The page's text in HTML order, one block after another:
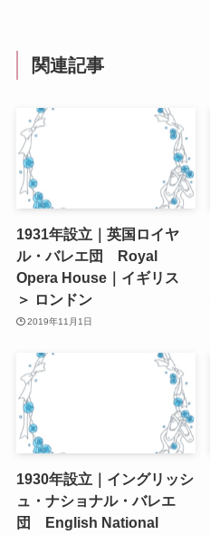
関連記事
1931年設立｜英国ロイヤ
ル・バレエ団 Royal
Opera House｜イギリス
＞ ロンドン
2019年11月1日
1930年設立｜イングリッシ
ュ・ナショナル・バレエ
団 English National